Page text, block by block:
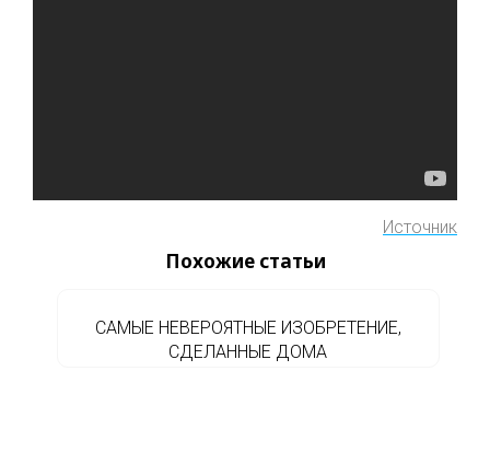
Источник
Похожие статьи
САМЫЕ НЕВЕРОЯТНЫЕ ИЗОБРЕТЕНИЕ,
СДЕЛАННЫЕ ДОМА